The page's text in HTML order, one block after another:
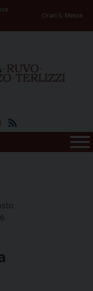
Orari S. Messe
YouTube